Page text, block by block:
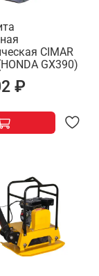
CIMAR
GX390)
₽